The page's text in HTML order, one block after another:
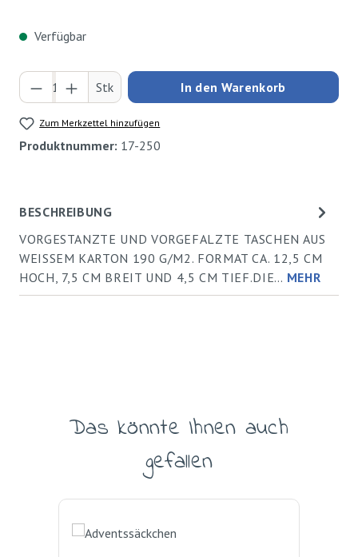
Verfügbar
Produkt Anzahl: Gib den gewünschten Wert
Stk In den Warenkorb
Zum Merkzettel hinzufügen
Produktnummer: 17-250
BESCHREIBUNG
VORGESTANZTE UND VORGEFALZTE TASCHEN AUS
WEISSEM KARTON 190 G/M2. FORMAT CA. 12,5 CM
HOCH, 7,5 CM BREIT UND 4,5 CM TIEF.DIE… MEHR
Produktgalerie überspringen
Das könnte Ihnen auch
gefallen